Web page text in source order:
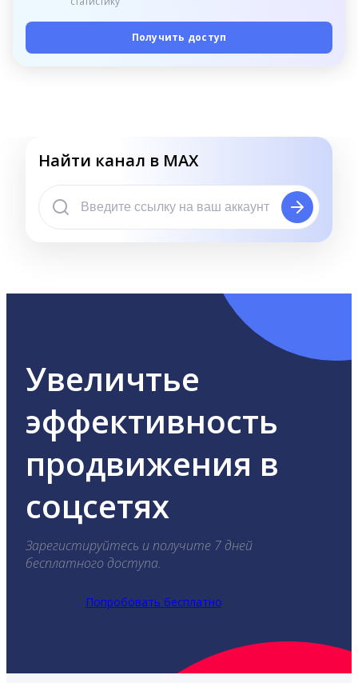
Получить доступ
Найти канал в MAX
Увеличтье
эффективность
продвижения в
соцсетях
Зарегистируйтесь и получите 7 дней
бесплатного доступа.
Попробовать бесплатно